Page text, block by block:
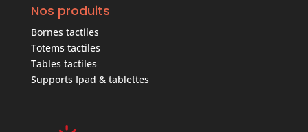
Nos produits
Bornes tactiles
Totems tactiles
Tables tactiles
Supports Ipad & tablettes